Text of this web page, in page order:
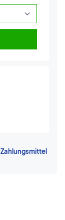
Zahlungsmittel